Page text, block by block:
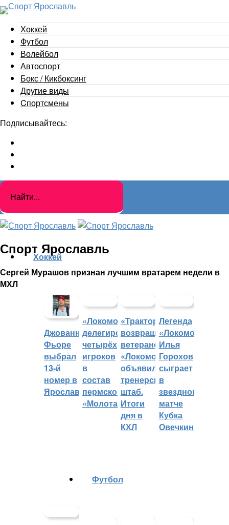
Хоккей
Футбол
Волейбол
Автоспорт
Бокс / Кикбоксинг
Другие виды
Cпортсмены
Подписывайтесь:
Спорт Ярославль
Сергей Мурашов признан лучшим вратарем недели в
МХЛ
Хоккей
Джованни
Фьоре
выбрал
13-й
номер в
Ярославле
«Локомотив»
делегировал
четырёх
игроков
в
состав
пермского
«Молота»
«Трактор»
возвращает
ветеранов,
«Локомотив»
объявил
тренерский
штаб.
Итоги
дня в
КХЛ
Легенда
«Локомотива»
Илья
Горохов
сыграет
в
звездном
матче
Кубка
Овечкина
Футбол